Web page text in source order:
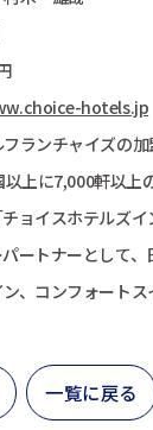
hotels.jp
ンチャイズの加
上に7,000軒以上
ョイスホテルズイ
ートナーとして
、コンフォート
一覧に戻る